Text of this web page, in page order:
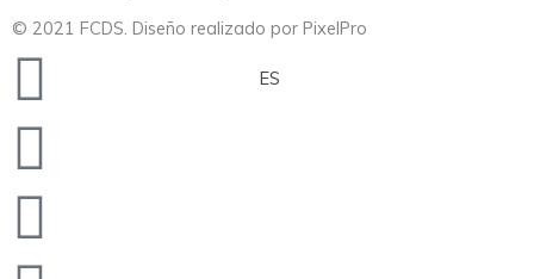
© 2021 FCDS. Diseño realizado por PixelPro
Twitter
Facebook
Youtube
Instagram
Envelope
ES